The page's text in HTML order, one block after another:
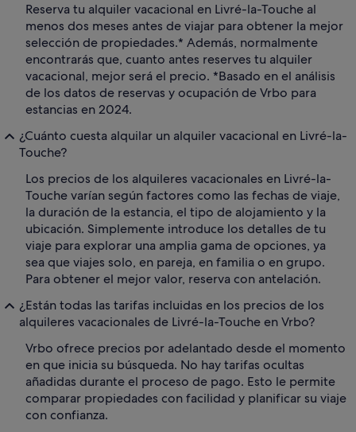
Reserva tu alquiler vacacional en Livré-la-Touche al
menos dos meses antes de viajar para obtener la mejor
selección de propiedades.* Además, normalmente
encontrarás que, cuanto antes reserves tu alquiler
vacacional, mejor será el precio. *Basado en el análisis
de los datos de reservas y ocupación de Vrbo para
estancias en 2024.
¿Cuánto cuesta alquilar un alquiler vacacional en Livré-la-
Touche?
Los precios de los alquileres vacacionales en Livré-la-
Touche varían según factores como las fechas de viaje,
la duración de la estancia, el tipo de alojamiento y la
ubicación. Simplemente introduce los detalles de tu
viaje para explorar una amplia gama de opciones, ya
sea que viajes solo, en pareja, en familia o en grupo.
Para obtener el mejor valor, reserva con antelación.
¿Están todas las tarifas incluidas en los precios de los
alquileres vacacionales de Livré-la-Touche en Vrbo?
Vrbo ofrece precios por adelantado desde el momento
en que inicia su búsqueda. No hay tarifas ocultas
añadidas durante el proceso de pago. Esto le permite
comparar propiedades con facilidad y planificar su viaje
con confianza.